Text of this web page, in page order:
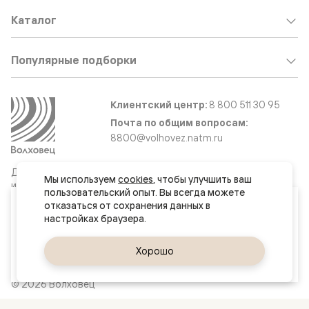
Ваш город
Ташкент
Двери
и интерьерные
решения
Каталог
Популярные подборки
Клиентский центр: 8 800 511 30 95
Почта по общим вопросам:
8800@volhovez.natm.ru
© 2026 Волховец
Сайт не является публичной офертой
Правовая информация
Мы используем cookies, чтобы улучшить ваш
пользовательский опыт. Вы всегда можете
отказаться от сохранения данных в
Хорошо